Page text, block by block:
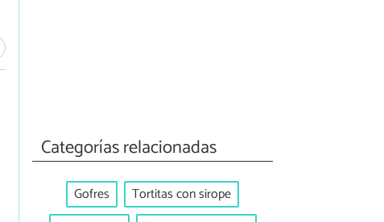
Categorías relacionadas
Gofres
Tortitas con sirope